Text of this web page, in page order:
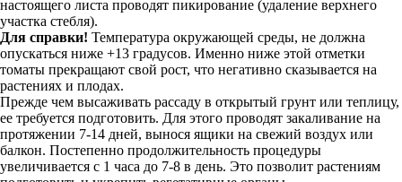
настоящего листа проводят пикирование (удаление верхнего
участка стебля).
Для справки! Температура окружающей среды, не должна
опускаться ниже +13 градусов. Именно ниже этой отметки
томаты прекращают свой рост, что негативно сказывается на
растениях и плодах.
Прежде чем высаживать рассаду в открытый грунт или теплицу,
ее требуется подготовить. Для этого проводят закаливание на
протяжении 7-14 дней, вынося ящики на свежий воздух или
балкон. Постепенно продолжительность процедуры
увеличивается с 1 часа до 7-8 в день. Это позволит растениям